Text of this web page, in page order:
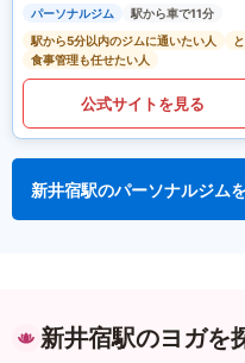
パーソナルジム
駅から車で11分
駅から5分以内のジムに通いたい人
食事管理も任せたい人
公式サイトを見る
新井宿駅のパーソナルジム
新井宿駅のヨガを